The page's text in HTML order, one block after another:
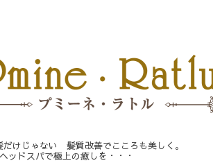
だけじゃない 髪質改善でこころも美しく。
ッドスパで極上の癒しを・・・